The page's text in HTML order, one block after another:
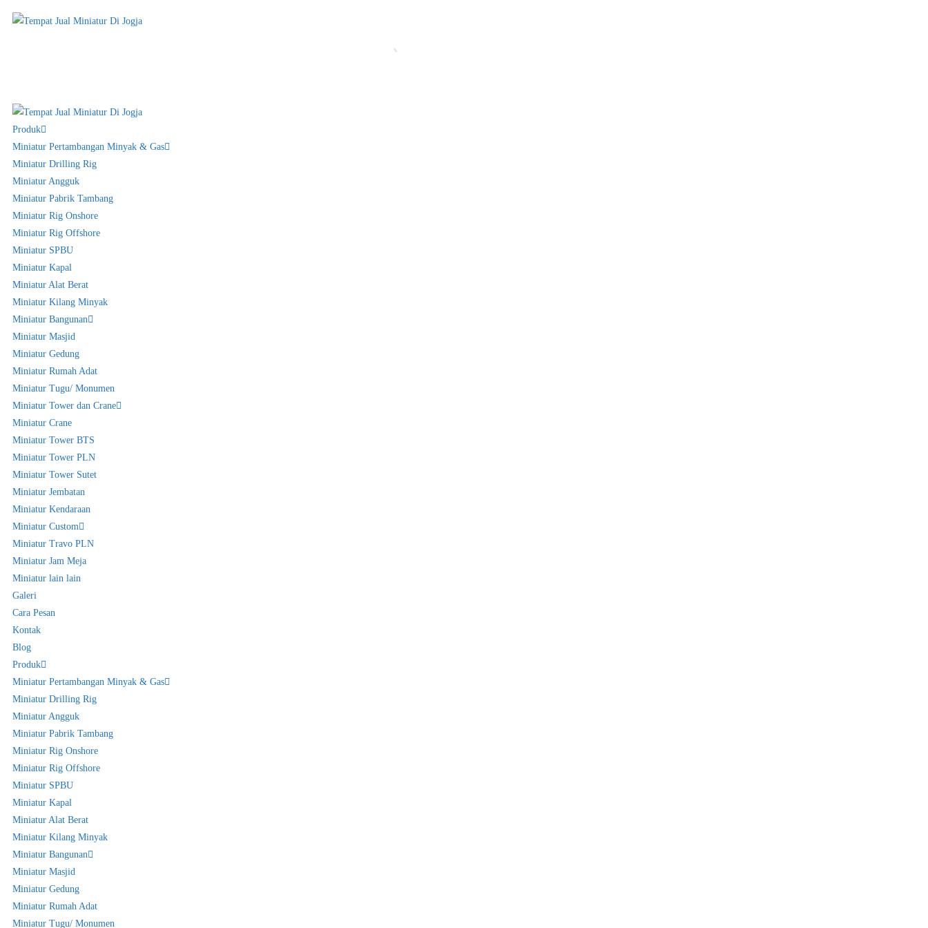
Produk
Miniatur Pertambangan Minyak & Gas
Miniatur Drilling Rig
Miniatur Angguk
Miniatur Pabrik Tambang
Miniatur Rig Onshore
Miniatur Rig Offshore
Miniatur SPBU
Miniatur Kapal
Miniatur Alat Berat
Miniatur Kilang Minyak
Miniatur Bangunan
Miniatur Masjid
Miniatur Gedung
Miniatur Rumah Adat
Miniatur Tugu/ Monumen
Miniatur Tower dan Crane
Miniatur Crane
Miniatur Tower BTS
Miniatur Tower PLN
Miniatur Tower Sutet
Miniatur Jembatan
Miniatur Kendaraan
Miniatur Custom
Miniatur Travo PLN
Miniatur Jam Meja
Miniatur lain lain
Galeri
Cara Pesan
Kontak
Blog
Produk
Miniatur Pertambangan Minyak & Gas
Miniatur Drilling Rig
Miniatur Angguk
Miniatur Pabrik Tambang
Miniatur Rig Onshore
Miniatur Rig Offshore
Miniatur SPBU
Miniatur Kapal
Miniatur Alat Berat
Miniatur Kilang Minyak
Miniatur Bangunan
Miniatur Masjid
Miniatur Gedung
Miniatur Rumah Adat
Miniatur Tugu/ Monumen